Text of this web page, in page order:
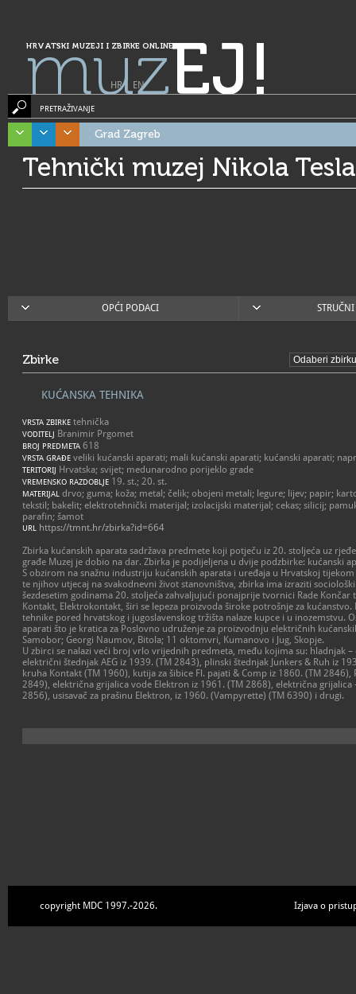
HRVATSKI MUZEJI I ZBIRKE ONLINE
muzEJ!
HR| EN
PRETRAŽIVANJE
Grad Zagreb
Tehnički muzej Nikola Tesla
OPĆI PODACI
Zbirke
KUĆANSKA TEHNIKA
VRSTA ZBIRKE tehnička
VODITELJ Branimir Prgomet
BROJ PREDMETA 618
VRSTA GRAĐE veliki kućanski aparati; mali kućanski aparati; kućanski aparati;
TERITORIJ Hrvatska; svijet; medunarodno porijeklo grade
VREMENSKO RAZDOBLJE 19. st.; 20. st.
MATERIJAL drvo; guma; koža; metal; čelik; obojeni metali; legure; lijev; papir;
tekstil; bakelit; elektrotehnički materijal; izolacijski materijal; cekas; silicij;
parafin; šamot
URL https://tmnt.hr/zbirka?id=664
Zbirka kućanskih aparata sadržava predmete koji potječu iz 20. stoljeća uz
građe Muzej je dobio na dar. Zbirka je podijeljena u dvije podzbirke: kućanski
S obzirom na snažnu industriju kućanskih aparata i uređaja u Hrvatskoj
te njihov utjecaj na svakodnevni život stanovništva, zbirka ima izraziti
šezdesetim godinama 20. stoljeća zahvaljujući ponajprije tvornici Rade Končar
Kontakt, Elektrokontakt, širi se lepeza proizvoda široke potrošnje za
tehnike pored hrvatskog i jugoslavenskog tržišta nalaze kupce i u inozemstvu.
aparati što je kratica za Poslovno udruženje za proizvodnju električnih
Samobor; Georgi Naumov, Bitola; 11 oktomvri, Kumanovo i Jug, Skopje.
U zbirci se nalazi veći broj vrlo vrijednih predmeta, među kojima su: hladnjak
električni štednjak AEG iz 1939. (TM 2843), plinski štednjak Junkers & Ruh iz
kruha Kontakt (TM 1960), kutija za šibice Fl. pajati & Comp iz 1860. (TM 2846),
2849), električna grijalica vode Elektron iz 1961. (TM 2868), električna
2856), usisavač za prašinu Elektron, iz 1960. (Vampyrette) (TM 6390) i drugi.
copyright MDC 1997.-2026. Izjava o